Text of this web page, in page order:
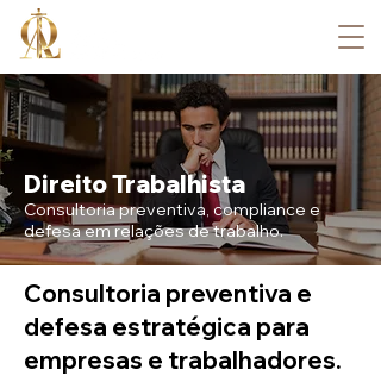
Direito Trabalhista
Consultoria preventiva, compliance e
defesa em relações de trabalho.
Consultoria preventiva e
defesa estratégica para
empresas e trabalhadores.